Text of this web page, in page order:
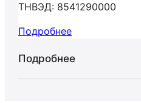
ТНВЭД: 8541290000
Подробнее
Подробнее